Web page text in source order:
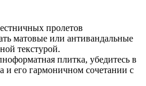
пролетов
матовые или антивандальные
текстурой.
плитка, убедитесь в
и его гармоничном сочетании с